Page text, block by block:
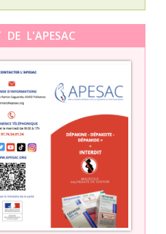
DE L'APESAC